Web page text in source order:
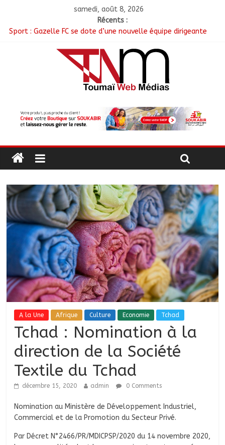
samedi, août 8, 2026
Récents :
Sport : Gazelle FC se dote d’une nouvelle équipe dirigeante
mobilisation religieuse
Politique : Le RPC lance l’opération de dépôt des demandes de
أبشي: الرئيس الولائي للحزب الإصلاحي بولاية وداي يطالب الحكومة
Ati : Une journée de salubrité organisée au marché moderne
A la Une Afrique Culture Economie Tchad
Tchad : Nomination à la
direction de la Société
Textile du Tchad
décembre 15, 2020 admin 0 Comments
Nomination au Ministère de Développement Industriel,
Commercial et de la Promotion du Secteur Privé.
Par Décret N°2466/PR/MDICPSP/2020 du 14 novembre 2020,